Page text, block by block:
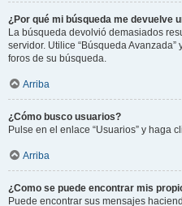
¿Por qué mi búsqueda me devuelve
La búsqueda devolvió demasiados
servidor. Utilice “Búsqueda
foros de su búsqueda.
Arriba
¿Cómo busco usuarios?
Pulse en el enlace “Usuarios” y haga
Arriba
¿Como se puede encontrar mis
Puede encontrar sus mensajes